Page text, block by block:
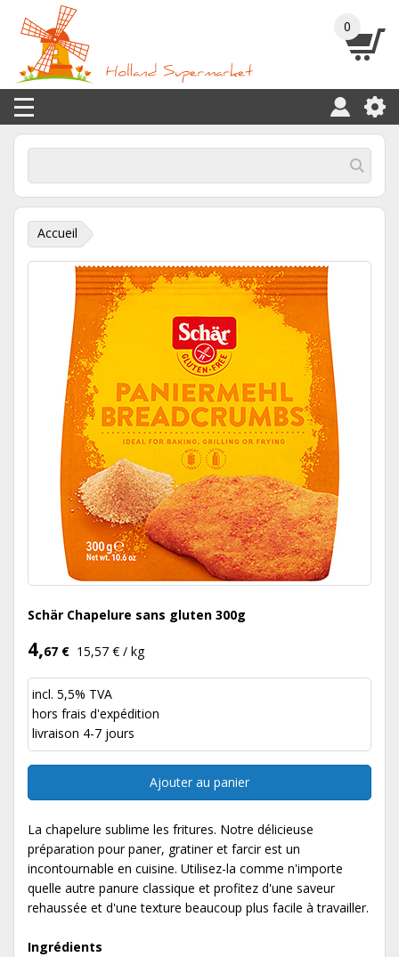
0
Accueil
Schär Chapelure sans gluten 300g
4,67 € 15,57 € / kg
incl. 5,5% TVA
hors frais d'expédition
livraison 4-7 jours
Ajouter au panier
La chapelure sublime les fritures. Notre délicieuse
préparation pour paner, gratiner et farcir est un
incontournable en cuisine. Utilisez-la comme n'importe
quelle autre panure classique et profitez d'une saveur
rehaussée et d'une texture beaucoup plus facile à travailler.
Ingrédients